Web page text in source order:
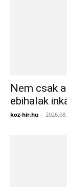
Nem csak
ebihalak
koz-hir.hu -